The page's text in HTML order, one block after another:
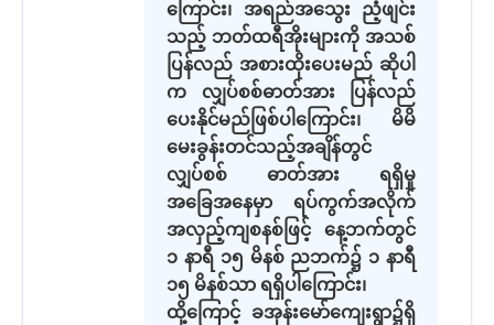
ကြောင်း၊ အရည်အသွေး ညံ့ဖျင်း
သည့် ဘတ်ထရီအိုးများကို အသစ်
ပြန်လည် အစားထိုးပေးမည် ဆိုပါ
က လျှပ်စစ်ဓာတ်အား ပြန်လည်
ပေးနိုင်မည်ဖြစ်ပါကြောင်း၊ မိမိ
မေးခွန်းတင်သည့်အချိန်တွင်
လျှပ်စစ် ဓာတ်အား ရရှိမှု
အခြေအနေမှာ ရပ်ကွက်အလိုက်
အလှည့်ကျစနစ်ဖြင့် နေ့ဘက်တွင်
၁ နာရီ ၁၅ မိနစ် ညဘက်၌ ၁ နာရီ
၁၅ မိနစ်သာ ရရှိပါကြောင်း၊
ထို့ကြောင့် ခအုန်းမော်ကျေးရွာ၌ရှိ